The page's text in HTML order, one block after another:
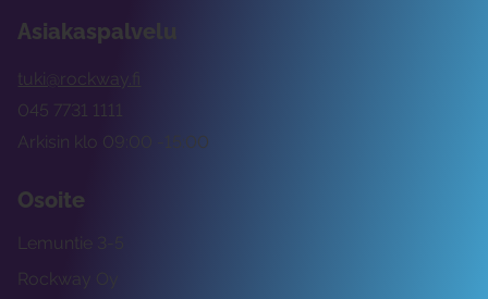
Asiakaspalvelu
tuki@rockway.fi
Arkisin klo 09:00 -15:00
045 7731 1111
Osoite
Rockway Oy
Lemuntie 3-5